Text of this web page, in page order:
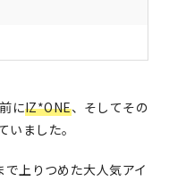
にIZ*ONE、そしてその
いました。
上りつめた大人気アイ